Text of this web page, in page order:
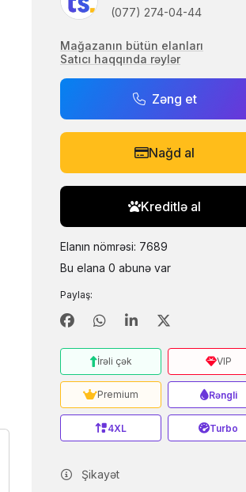
(077) 274-04-44
Mağazanın bütün elanları
Satıcı haqqında rəylər
Zəng et
Nağd al
Kreditlə al
Elanın nömrəsi: 7689
Bu elana 0 abunə var
Paylaş:
İrəli çək VIP
Premium Rəngli
4XL Turbo
Şikayət
Apple iPhone 16 128 GB
Teal
1799.00 AZN